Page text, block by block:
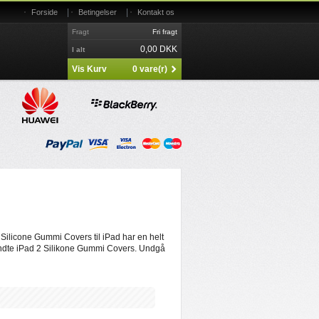
Forside Betingelser Kontakt os
Fragt Fri fragt
I alt
0,00 DKK
Vis Kurv
0 vare(r)
Gummi Covers til iPad har en helt
iPad 2 Silikone Gummi Covers. Undgå